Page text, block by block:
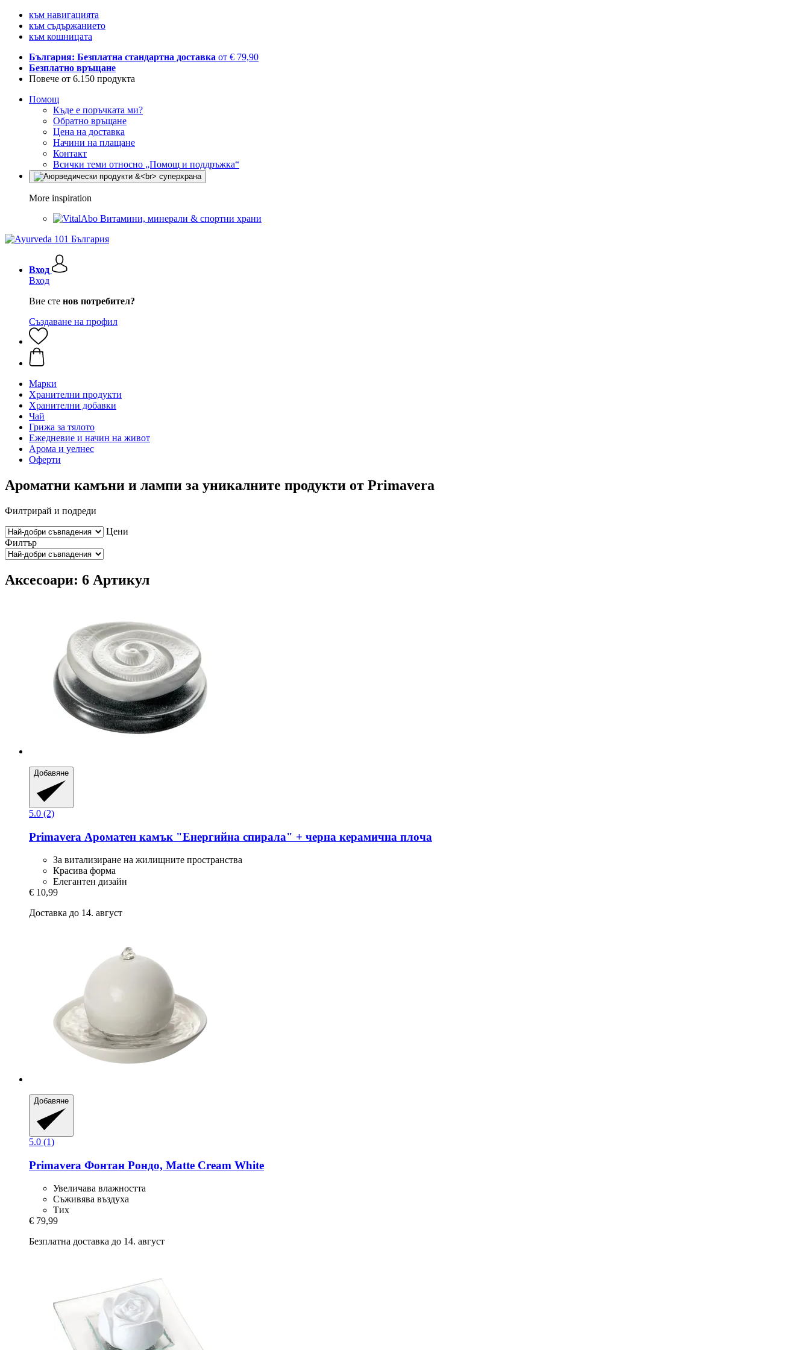
към навигацията
към съдържанието
към кошницата
България: Безплатна стандартна доставка от € 79,90
Безплатно връщане
Повече от 6.150 продукта
Помощ
Къде е поръчката ми?
Обратно връщане
Цена на доставка
Начини на плащане
Контакт
Всички теми относно „Помощ и поддръжка“
More inspiration
Витамини, минерали & спортни храни
Вход
Вход
Вие сте нов потребител?
Създаване на профил
Марки
Хранителни продукти
Хранителни добавки
Чай
Грижа за тялото
Ежедневие и начин на живот
Арома и уелнес
Оферти
Ароматни камъни и лампи за уникалните продукти от Primavera
Филтрирай и подреди
Цени
Филтър
Аксесоари: 6 Артикул
Добавяне
5.0 (2)
Primavera Ароматен камък "Енергийна спирала" + черна керамична плоча
За витализиране на жилищните пространства
Красива форма
Елегантен дизайн
€ 10,99
Доставка до 14. август
Добавяне
5.0 (1)
Primavera Фонтан Рондо, Matte Cream White
Увеличава влажността
Съживява въздуха
Тих
€ 79,99
Безплатна доставка до 14. август